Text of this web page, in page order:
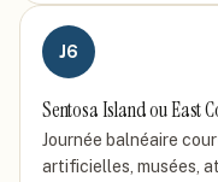
J6
Sentosa Island ou East
Journée balnéaire
artificielles, musées,